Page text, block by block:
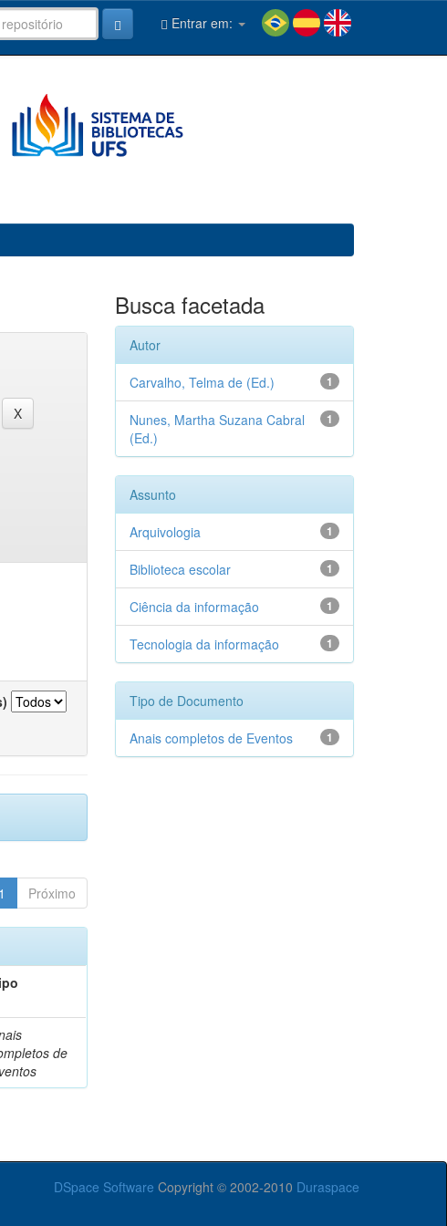
Entrar em:
1 Próximo
de
Busca facetada
Autor
1
Carvalho, Telma de (Ed.)
1
Nunes, Martha Suzana Cabral
(Ed.)
Assunto
1
Arquivologia
1
Biblioteca escolar
1
Ciência da informação
1
Tecnologia da informação
Tipo de Documento
1
Anais completos de Eventos
DSpace Software Copyright © 2002-2010 Duraspace